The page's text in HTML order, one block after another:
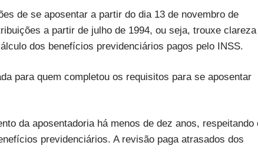
de se aposentar a partir do dia 13 de novembro de
a partir de julho de 1994, ou seja, trouxe clareza
dos benefícios previdenciários pagos pelo INSS.
para quem completou os requisitos para se aposentar
da aposentadoria há menos de dez anos, respeitando
previdenciários. A revisão paga atrasados dos